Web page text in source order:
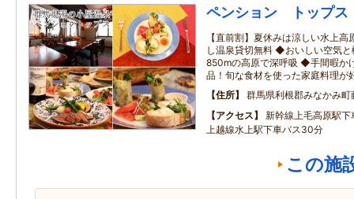
ペンション トップス
【直前割】夏休みは涼しい水上
し温泉貸切無料 ◆おいしい空気
850mの高原で深呼吸 ◆手間暇か
品！旬な食材を使った家庭料理が
住所
群馬県利根郡みなかみ町
アクセス
新幹線上毛高原駅
上越線水上駅下車バス30分
この施